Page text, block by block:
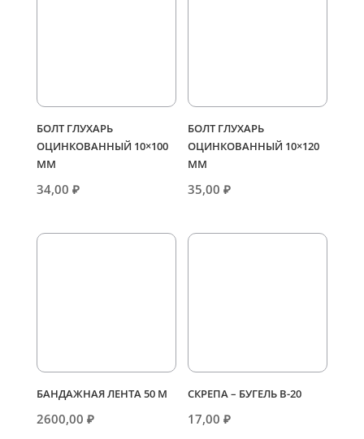
БОЛТ ГЛУХАРЬ
ОЦИНКОВАННЫЙ 10×100
ММ
34,00 ₽
БОЛТ ГЛУХАРЬ
ОЦИНКОВАННЫЙ 10×120
ММ
35,00₽
БАНДАЖНАЯ ЛЕНТА 50 М
2600,00 ₽
СКРЕПА – БУГЕЛЬ В-20
17,00₽